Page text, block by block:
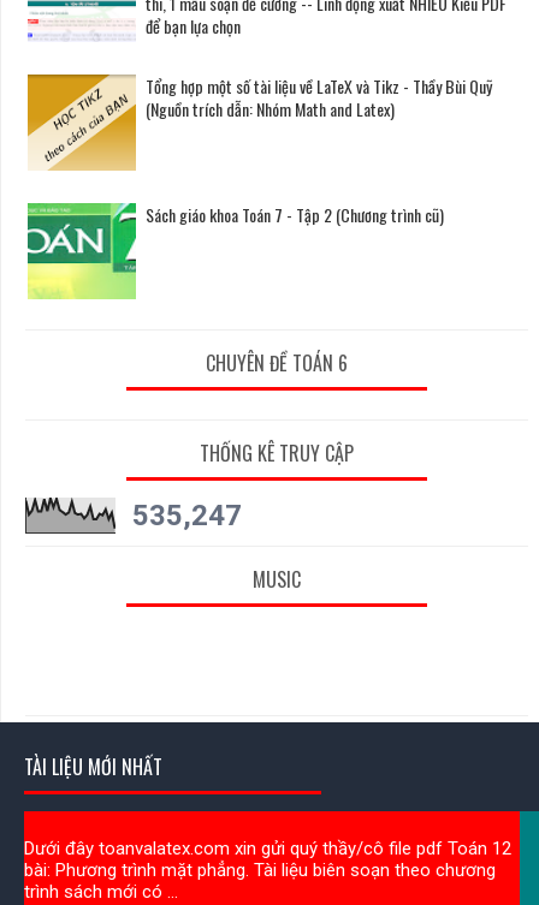
để bạn lựa chọn
Tổng hợp một số tài liệu về LaTeX và Tikz - Thầy Bùi Quỹ
(Nguồn trích dẫn: Nhóm Math and Latex)
Sách giáo khoa Toán 7 - Tập 2 (Chương trình cũ)
CHUYÊN ĐỀ TOÁN 6
THỐNG KÊ TRUY CẬP
535,247
MUSIC
TÀI LIỆU MỚI NHẤT
Dưới đây toanvalatex.com xin gửi quý thầy/cô file pdf Toán 12
bài: Phương trình mặt phẳng. Tài liệu biên soạn theo chương
trình sách mới có ...